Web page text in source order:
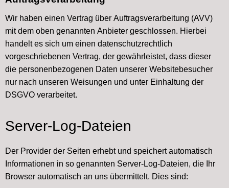
Wir haben einen Vertrag über Auftragsverarbeitung (AVV)
mit dem oben genannten Anbieter geschlossen. Hierbei
handelt es sich um einen datenschutzrechtlich
vorgeschriebenen Vertrag, der gewährleistet, dass dieser
die personenbezogenen Daten unserer Websitebesucher
nur nach unseren Weisungen und unter Einhaltung der
DSGVO verarbeitet.
Server-Log-Dateien
Der Provider der Seiten erhebt und speichert automatisch
Informationen in so genannten Server-Log-Dateien, die Ihr
Browser automatisch an uns übermittelt. Dies sind: